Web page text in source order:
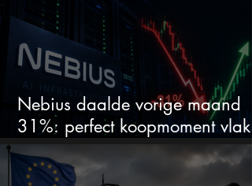
Nebius daalde vorige maand
31%: perfect koopmoment vlak
voor kwartaalcijfers?